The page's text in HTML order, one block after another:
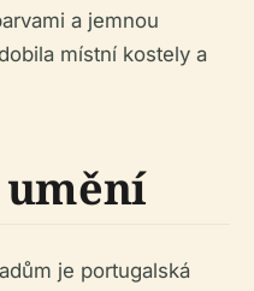
a jemnou
místní kostely a
je portugalská